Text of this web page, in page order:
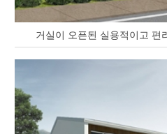
거실이 오픈된 실용적이고 편